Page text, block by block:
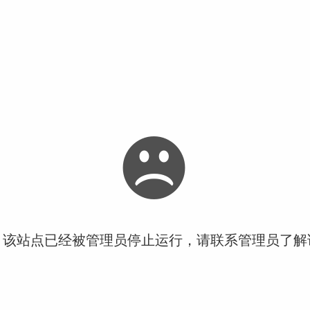
站点已经被管理员停止运行，请联系管理员了